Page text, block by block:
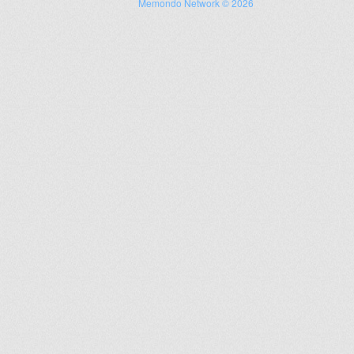
Memondo Network © 2026